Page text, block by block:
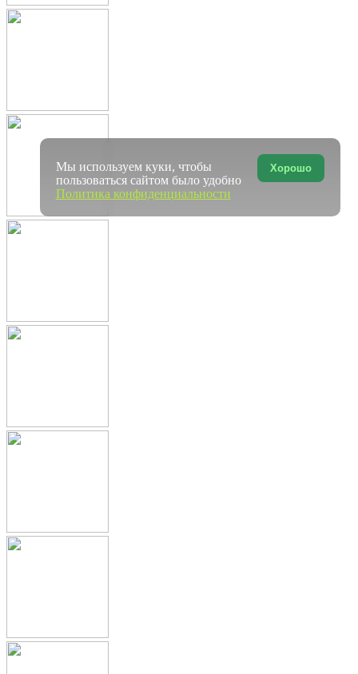
Хорошо
Мы используем куки, чтобы
пользоваться сайтом было удобно
Политика конфиденциальности